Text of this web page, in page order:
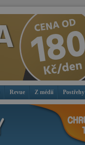
Revue Z médií Postřehy